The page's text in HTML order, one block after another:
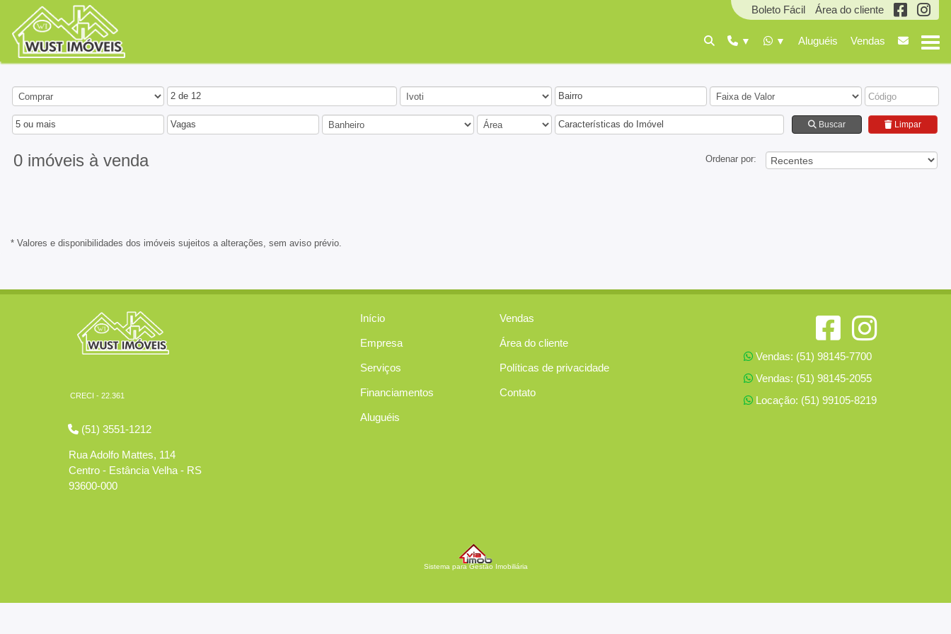
Boleto Fácil Área do cliente
Aluguéis Vendas
2 de 12 Bairro
5 ou mais Vagas Características do Imóvel Buscar Limpar
0 imóveis à venda Ordenar por:
* Valores e disponibilidades dos imóveis sujeitos a alterações, sem aviso prévio.
CRECI - 22.361
(51) 3551-1212
Rua Adolfo Mattes, 114
Centro - Estância Velha - RS
93600-000
Início
Empresa
Serviços
Financiamentos
Aluguéis
Vendas
Área do cliente
Políticas de privacidade
Contato
Vendas: (51) 98145-7700
Vendas: (51) 98145-2055
Locação: (51) 99105-8219
Sistema para Gestão Imobiliária